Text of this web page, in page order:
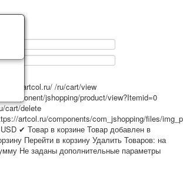
https://artcol.ru/ /ru/cart/view
/ru/component/jshopping/product/view?Itemid=0
cart/delete
artcol.ru/components/com_jshopping/files/
USD ✔ Товар в корзине Товар добавлен в
Перейти в корзину Удалить Товаров: на
Не заданы дополнительные параметры